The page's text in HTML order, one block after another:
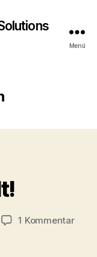
Menü
1 Kommentar